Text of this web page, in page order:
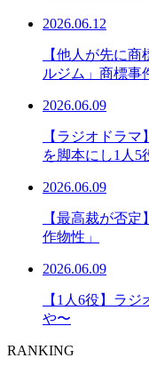
2026.06.12
【他人が先に
ルジム」商標事
2026.06.09
【ラジオドラ
を脚本にし1人5
2026.06.09
【最高裁が否
作物性」
2026.06.09
【1人6役】ラ
や〜
RANKING